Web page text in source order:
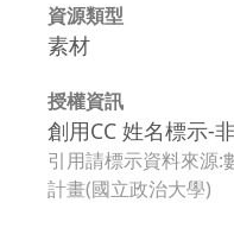
資源類型
素材
授權資訊
創用CC 姓名標示-
引用請標示資料來源:
計畫(國立政治大學)